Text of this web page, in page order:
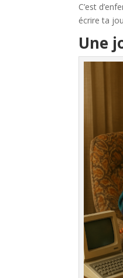
C’est
écrire ta
Une